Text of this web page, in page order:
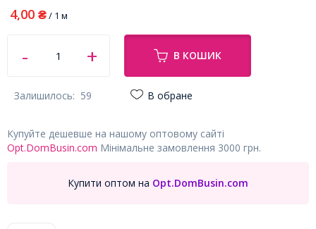
4,00 ₴/ 1 м
В КОШИК
Залишилось: 59 В обране
Купуйте дешевше на нашому оптовому сайті
Opt.DomBusin.com Мінімальне замовлення 3000 грн.
Купити оптом на Opt.DomBusin.com